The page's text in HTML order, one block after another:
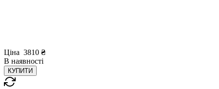
Ціна 3810 ₴
В наявності
КУПИТИ